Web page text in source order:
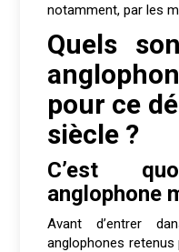
notamment, par les
Quels
pour ce
siècle ?
C’est
anglophone
Avant d’entrer
anglophones